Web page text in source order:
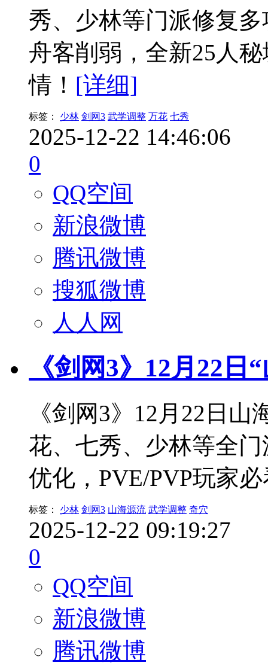
秀、少林等门派修复
舟客削弱，全新25人
情！ [详细]
标签： 少林 剑网3 武学调整 万花 七秀
2025-12-22 14:46:06
0
QQ空间
新浪微博
腾讯微博
搜狐微博
人人网
《剑网3》12月22
《剑网3》12月22日
花、七秀、少林等全
优化，PVE/PVP玩家
标签： 少林 剑网3 山海源流 武学调整 奇穴
2025-12-22 09:19:27
0
QQ空间
新浪微博
腾讯微博